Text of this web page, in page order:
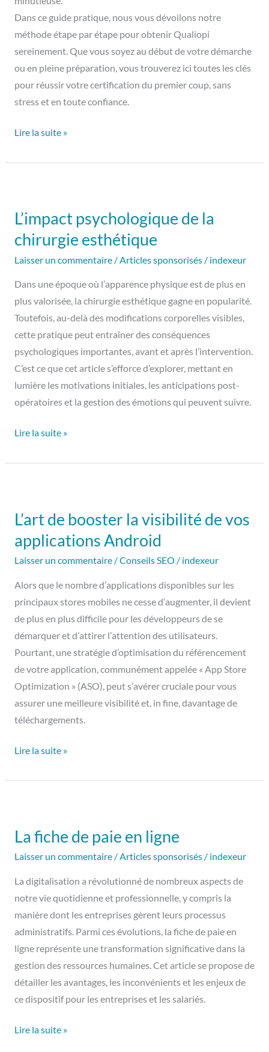
Dans ce guide pratique, nous vous dévoilons notre
méthode étape par étape pour obtenir Qualiopi
sereinement. Que vous soyez au début de votre démarche
ou en pleine préparation, vous trouverez ici toutes les clés
pour réussir votre certification du premier coup, sans
stress et en toute confiance.
Lire la suite »
L’impact psychologique de la
chirurgie esthétique
Laisser un commentaire /Articles sponsorisés/ indexeur
Dans une époque où l’apparence physique est de plus en
plus valorisée, la chirurgie esthétique gagne en popularité.
Toutefois, au-delà des modifications corporelles visibles,
cette pratique peut entraîner des conséquences
psychologiques importantes, avant et après l’intervention.
C’est ce que cet article s’efforce d’explorer, mettant en
lumière les motivations initiales, les anticipations post-
opératoires et la gestion des émotions qui peuvent suivre.
de
la
Lire la suite »
L’art de booster la visibilité de vos
applications Android
Laisser un commentaire /Conseils SEO / indexeur
Alors que le nombre d’applications disponibles sur les
principaux stores mobiles ne cesse d’augmenter, il devient
de plus en plus difficile pour les développeurs de se
démarquer et d’attirer l’attention des utilisateurs.
Pourtant, une stratégie d’optimisation du référencement
de votre application, communément appelée « App Store
Optimization » (ASO), peut s’avérer cruciale pour vous
assurer une meilleure visibilité et, in fine, davantage de
téléchargements.
booster
la
visibilité
vos
applications
Android
Lire la suite »
La fiche de paie en ligne
Laisser un commentaire /Articles sponsorisés/ indexeur
La digitalisation a révolutionné de nombreux aspects de
notre vie quotidienne et professionnelle, y compris la
manière dont les entreprises gèrent leurs processus
administratifs. Parmi ces évolutions, la fiche de paie en
ligne représente une transformation significative dans la
gestion des ressources humaines. Cet article se propose de
détailler les avantages, les inconvénients et les enjeux de
ce dispositif pour les entreprises et les salariés.
de
paie
ligne
Lire la suite »